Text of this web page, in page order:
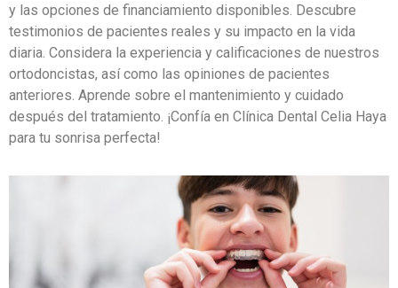
y las opciones de financiamiento disponibles. Descubre
testimonios de pacientes reales y su impacto en la vida
diaria. Considera la experiencia y calificaciones de nuestros
ortodoncistas, así como las opiniones de pacientes
anteriores. Aprende sobre el mantenimiento y cuidado
después del tratamiento. ¡Confía en Clínica Dental Celia Haya
para tu sonrisa perfecta!